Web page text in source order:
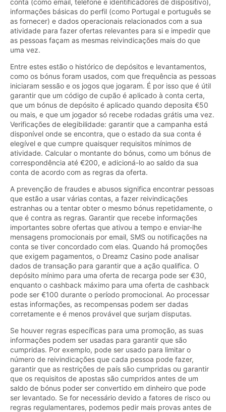
conta (como email, telefone e identificadores de dispositivo),
informações básicas do perfil (como Portugal e português se
as fornecer) e dados operacionais relacionados com a sua
atividade para fazer ofertas relevantes para si e impedir que
as pessoas façam as mesmas reivindicações mais do que
uma vez.
Entre estes estão o histórico de depósitos e levantamentos,
como os bónus foram usados, com que frequência as pessoas
iniciaram sessão e os jogos que jogaram. É por isso que é útil
garantir que um código de cupão é aplicado à conta certa,
que um bónus de depósito é aplicado quando deposita €50
ou mais, e que um jogador só recebe rodadas grátis uma vez.
Verificações de elegibilidade: garantir que a campanha está
disponível onde se encontra, que o estado da sua conta é
elegível e que cumpre quaisquer requisitos mínimos de
atividade. Calcular o montante do bónus, como um bónus de
correspondência até €200, e adicioná-lo ao saldo da sua
conta de acordo com as regras da oferta.
A prevenção de fraudes e abusos significa encontrar pessoas
que estão a usar várias contas, a fazer reivindicações
estranhas ou a tentar obter o mesmo bónus repetidamente, o
que é contra as regras. Garantir que recebe informações
importantes sobre ofertas que ativou a tempo e enviar-lhe
mensagens promocionais por email, SMS ou notificações na
conta se tiver concordado com elas. Quando há promoções
que exigem pagamentos, o Dreamz Casino pode analisar
dados de transação para garantir que a ação qualifica. O
depósito mínimo para uma oferta de recarga pode ser €30,
enquanto o cashback máximo para uma oferta de cashback
pode ser €100 durante o período promocional. Ao processar
estas informações, as recompensas podem ser dadas
corretamente e é menos provável que surjam disputas.
Se houver regras específicas para uma promoção, as suas
informações podem ser usadas para garantir que são
cumpridas. Por exemplo, pode ser usado para limitar o
número de reivindicações que cada pessoa pode fazer,
garantir que as restrições de país são cumpridas ou garantir
que os requisitos de apostas são cumpridos antes de um
saldo de bónus poder ser convertido em dinheiro que pode
ser levantado. Se for necessário devido a fatores de risco ou
regras regulamentares, podemos pedir mais provas antes de